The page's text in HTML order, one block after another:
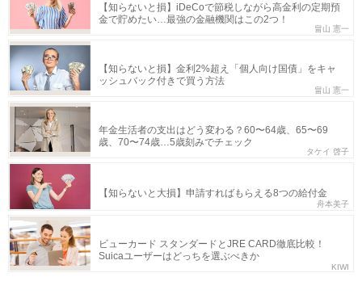
【知らないと損】iDeCoで節税しながら高金利の定期預
金で貯めたい…最強の金融機関はこの2つ！
畠山 憲一
【知らないと損】金利2%超え「個人向け国債」をキャ
ッシュバック付きで買う方法
畠山 憲一
年金生活者の支出はどう変わる？60〜64歳、65〜69
歳、70〜74歳…5歳刻みでチェック
タケイ 啓子
【知らないと大損】申請すればもらえる8つの給付金
舟本美子
ビューカード スタンダードとJRE CARD徹底比較！
Suicaユーザーはどっちを選ぶべきか
KIWI